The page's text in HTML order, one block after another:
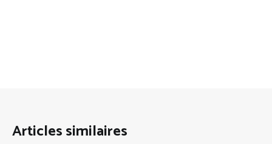
Articles similaires